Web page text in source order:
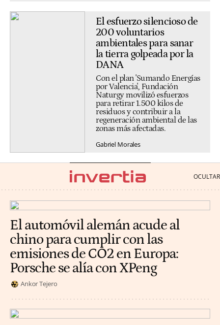
El esfuerzo silencioso de
200 voluntarios
ambientales para sanar
la tierra golpeada por la
DANA
Con el plan 'Sumando Energías
por Valencia', Fundación
Naturgy movilizó esfuerzos
para retirar 1.500 kilos de
residuos y contribuir a la
regeneración ambiental de las
zonas más afectadas.
Gabriel Morales
El automóvil alemán acude al
chino para cumplir con las
emisiones de CO2 en Europa:
Porsche se alía con XPeng
Ankor Tejero